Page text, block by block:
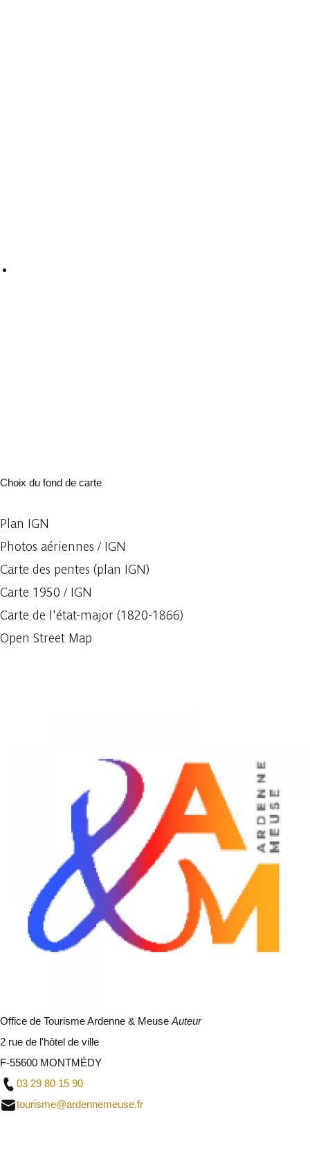
Choix du fond de carte
Plan IGN
Photos aériennes / IGN
Carte des pentes (plan IGN)
Carte 1950 / IGN
Carte de l'état-major (1820-1866)
Open Street Map
Office de Tourisme Ardenne & Meuse Auteur
2 rue de l'hôtel de ville
F-55600 MONTMÉDY
03 29 80 15 90
tourisme@ardennemeuse.fr